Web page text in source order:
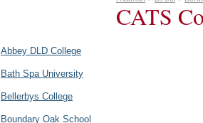
Abbey DLD College
Bath Spa University
Bellerbys College
Boundary Oak School
CATS